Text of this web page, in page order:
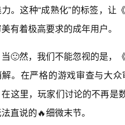
。这种“成熟化”的标签，让
有着极高要求的成年用户。
当🙂然，我们不能忽视的是，
解。在严格的游戏审查与大
在这里，玩家们讨论的不再是
直说的🔥细微末节。